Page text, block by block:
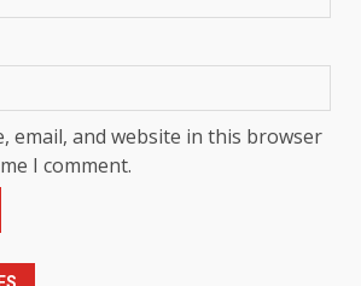
email, and website in this browser
I comment.